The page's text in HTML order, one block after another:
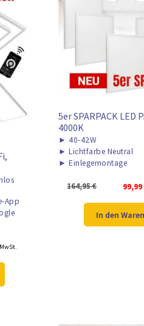
App
€.
5er SPARPACK LED
4000K
► 40-42W
► Lichtfarbe Neutral
► Einlegemontage
164,95€
war:
164,95
99,99
In den